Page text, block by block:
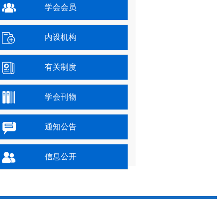
学会会员
内设机构
有关制度
学会刊物
通知公告
信息公开